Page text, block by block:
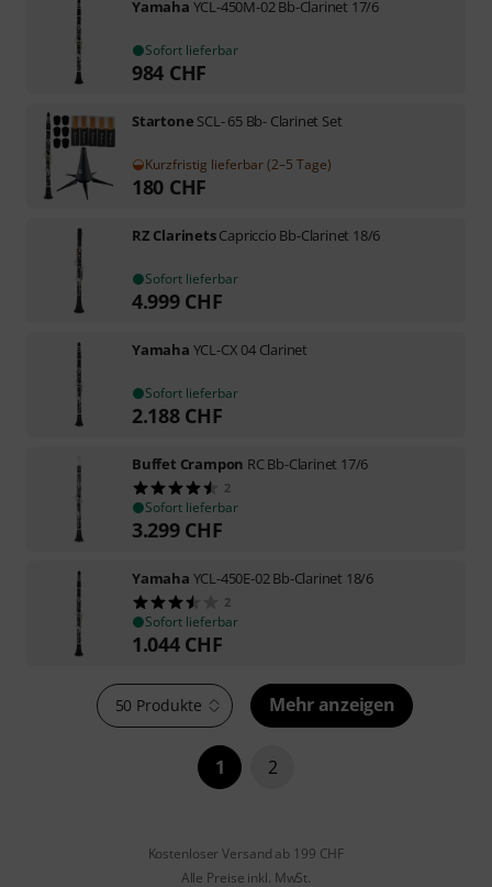
Yamaha YCL-450M-02 Bb-Clarinet 17/6
Sofort lieferbar
984 CHF
Startone SCL- 65 Bb- Clarinet Set
Kurzfristig lieferbar (2–5 Tage)
180 CHF
RZ ClarinetsCapriccio Bb-Clarinet 18/6
Sofort lieferbar
4.999 CHF
Yamaha YCL-CX 04 Clarinet
Sofort lieferbar
2.188 CHF
Buffet Crampon RC Bb-Clarinet 17/6
2
Sofort lieferbar
3.299 CHF
Yamaha YCL-450E-02 Bb-Clarinet 18/6
2
Sofort lieferbar
1.044 CHF
50 Produkte Mehr anzeigen
1 2
Kostenloser Versand ab 199 CHF
Alle Preise inkl. MwSt.